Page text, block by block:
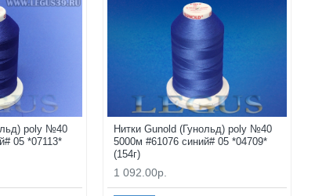
poly №40
05 *07113*
Нитки Gunold (Гунольд) poly №40
5000м #61076 синий# 05 *04709*
(154г)
1 092.00р.